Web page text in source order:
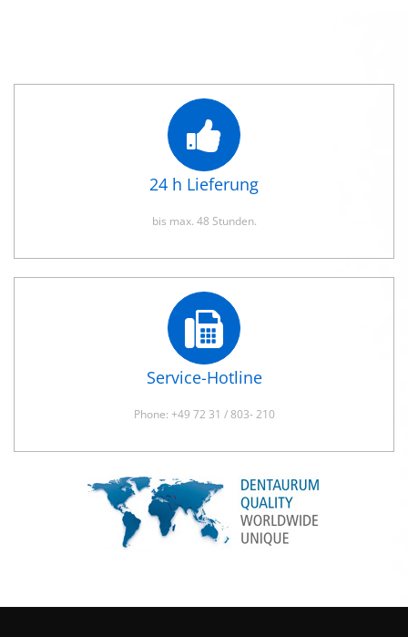
24 h Lieferung
bis max. 48 Stunden.
Service-Hotline
Phone: +49 72 31 / 803- 210